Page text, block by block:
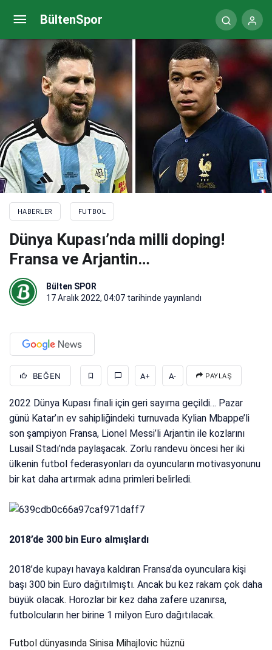
BültenSpor
HABERLER FUTBOL
Dünya Kupası’nda milli doping!
Fransa ve Arjantin…
Bülten SPOR
17 Aralık 2022, 04:07 tarihinde yayınlandı
BEĞEN A+ A- PAYLAŞ
2022 Dünya Kupası finali için geri sayıma geçildi… Pazar
günü Katar’ın ev sahipliğindeki turnuvada Kylian Mbappe’li
son şampiyon Fransa, Lionel Messi’li Arjantin ile kozlarını
Lusail Stadı’nda paylaşacak. Zorlu randevu öncesi her iki
ülkenin futbol federasyonları da oyuncuların motivasyonunu
bir kat daha artırmak adına primleri belirledi.
2018’de 300 bin Euro almışlardı
2018’de kupayı havaya kaldıran Fransa’da oyunculara kişi
başı 300 bin Euro dağıtılmıştı. Ancak bu kez rakam çok daha
büyük olacak. Horozlar bir kez daha zafere uzanırsa,
futbolcuların her birine 1 milyon Euro dağıtılacak.
Futbol dünyasında Sinisa Mihajlovic hüznü
Sinisa Mihajlovic hayatını kaybetti